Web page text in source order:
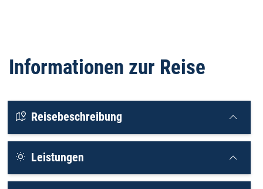
Informationen zur Reise
Reisebeschreibung
Leistungen